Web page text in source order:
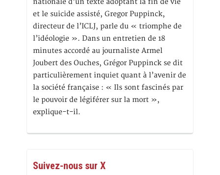
nationale d’un texte adoptant la fin de vie
et le suicide assisté, Gregor Puppinck,
directeur de l’ICLJ, parle du « triomphe de
l’idéologie ». Dans un entretien de 18
minutes accordé au journaliste Armel
Joubert des Ouches, Grégor Puppinck se dit
particulièrement inquiet quant à l’avenir de
la société française : « Ils sont fascinés par
le pouvoir de légiférer sur la mort »,
explique-t-il.
Suivez-nous sur X